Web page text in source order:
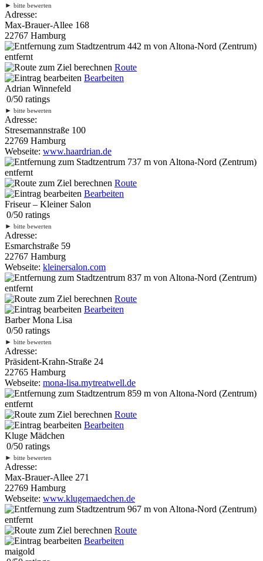
► bitte bewerten
Adresse:
Max-Brauer-Allee 168
22767 Hamburg
442 m von Altona-Nord (Zentrum)
entfernt
Route
Bearbeiten
Adrian Winnefeld
0/50 ratings
► bitte bewerten
Adresse:
Stresemannstraße 100
22769 Hamburg
Webseite: www.haardrian.de
737 m von Altona-Nord (Zentrum)
entfernt
Route
Bearbeiten
Friseur – Kleiner Salon
0/50 ratings
► bitte bewerten
Adresse:
Esmarchstraße 59
22767 Hamburg
Webseite: kleinersalon.com
837 m von Altona-Nord (Zentrum)
entfernt
Route
Bearbeiten
Barber Mona Lisa
0/50 ratings
► bitte bewerten
Adresse:
Präsident-Krahn-Straße 24
22765 Hamburg
Webseite: mona-lisa.mytreatwell.de
859 m von Altona-Nord (Zentrum)
entfernt
Route
Bearbeiten
Kluge Mädchen
0/50 ratings
► bitte bewerten
Adresse:
Max-Brauer-Allee 271
22769 Hamburg
Webseite: www.klugemaedchen.de
967 m von Altona-Nord (Zentrum)
entfernt
Route
Bearbeiten
maigold